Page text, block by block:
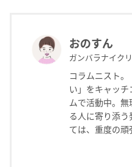
おのすん
ガンバラナイク
コラムニスト
い」をキャッ
ムで活動中。
る人に寄り添
ては、重度の頑